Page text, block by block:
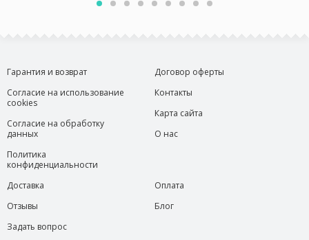
Гарантия и возврат
Согласие на использование
cookies
Согласие на обработку
данных
Политика
конфиденциальности
Договор оферты
Контакты
Карта сайта
О нас
Доставка
Отзывы
Задать вопрос
Оплата
Блог